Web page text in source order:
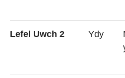
Lefel Uwch 2 Ydy